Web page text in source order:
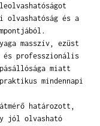
olvashatóság és a
masszív, ezüst
professzionális
miatt
mindennapi
határozott,
jól olvasható